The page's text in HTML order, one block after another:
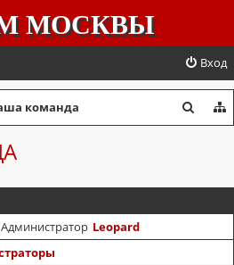
МОСКВЫ
Вход
команда
с
Администратор Leopard